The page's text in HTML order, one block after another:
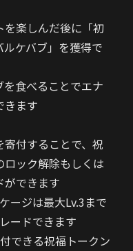
を楽しんだ後に「初
ケバブ」を獲得で
を食べることでエナ
きます
付することで、祝
ック解除もしくは
ができます
ージは最大Lv.3まで
ードできます
できる祝福トークン